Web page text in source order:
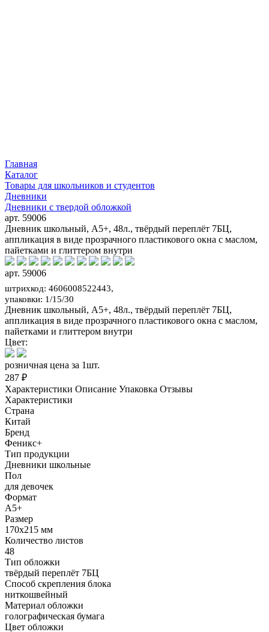
Главная
Каталог
Товары для школьников и студентов
Дневники
Дневники с твердой обложкой
арт. 59006
Дневник школьный, А5+, 48л., твёрдый переплёт 7БЦ,
аппликация в виде прозрачного пластикового окна с маслом,
пайетками и глиттером внутри
арт. 59006
штрихкод: 4606008522443,
упаковки: 1/15/30
Дневник школьный, А5+, 48л., твёрдый переплёт 7БЦ,
аппликация в виде прозрачного пластикового окна с маслом,
пайетками и глиттером внутри
Цвет:
розничная цена за 1шт.
287 ₽
Характеристики Описание Упаковка Отзывы
Характеристики
Страна
Китай
Бренд
Феникс+
Тип продукции
Дневники школьные
Пол
для девочек
Формат
А5+
Размер
170x215 мм
Количество листов
48
Тип обложки
твёрдый переплёт 7БЦ
Способ скрепления блока
ниткошвейный
Материал обложки
голографическая бумага
Цвет обложки